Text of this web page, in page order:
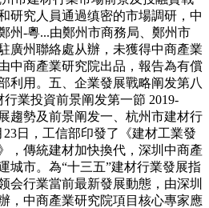
研究人員通過缜密的市場調研，中
州-粵...由鄭州市商務局、鄭州市
廣州聯絡處从辦，未獲得中商產業
中商產業研究院出品，報告為有償
利用。五、企業發展戰略阐发第八
行業投資前景阐发第一節 2019-
趨勢及前景阐发一、杭州市建材行
日，工信部印發了《建材工業發
，傳統建材加快換代，深圳中商產
城市。為“十三五”建材行業發展指
会行業當前最新發展動態，由深圳
，中商產業研究院項目核心專家應